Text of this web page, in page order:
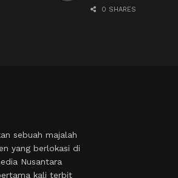
0 SHARES
sebuah majalah
yang berlokasi di
Nusantara
kali terbit